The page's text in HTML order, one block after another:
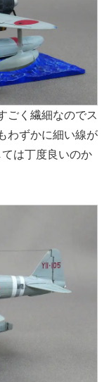
ごく繊細なのでス
わずかに細い線が
は丁度良いのか